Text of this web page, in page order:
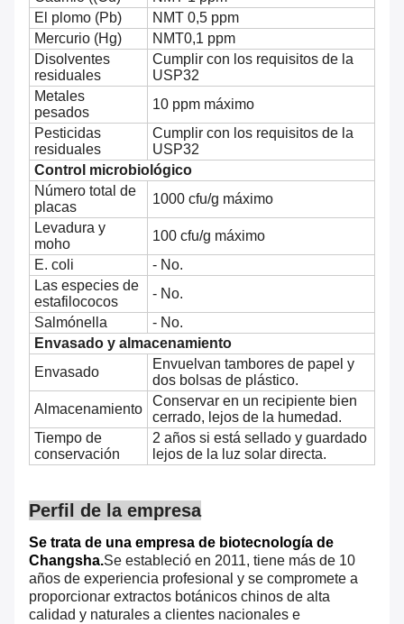
El plomo (Pb)
NMT 0,5 ppm
Mercurio (Hg)
NMT0,1 ppm
Disolventes
residuales
Cumplir con los requisitos de la
USP32
Metales
pesados
10 ppm máximo
Pesticidas
residuales
Cumplir con los requisitos de la
USP32
Control microbiológico
Número total de
placas
1000 cfu/g máximo
Levadura y
moho
100 cfu/g máximo
E. coli
- No.
Las especies de
estafilococos
- No.
Salmónella
- No.
Envasado y almacenamiento
Envasado
Envuelvan tambores de papel y
dos bolsas de plástico.
Almacenamiento
Conservar en un recipiente bien
cerrado, lejos de la humedad.
Tiempo de
conservación
2 años si está sellado y guardado
lejos de la luz solar directa.
Perfil de la empresa
Se trata de una empresa de biotecnología de
Changsha.Se estableció en 2011, tiene más de 10
años de experiencia profesional y se compromete a
proporcionar extractos botánicos chinos de alta
calidad y naturales a clientes nacionales e